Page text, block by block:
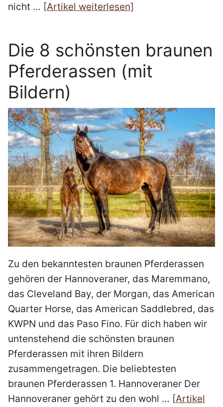
nicht … [Artikel weiterlesen]
Die 8 schönsten braunen
Pferderassen (mit
Bildern)
Zu den bekanntesten braunen Pferderassen
gehören der Hannoveraner, das Maremmano,
das Cleveland Bay, der Morgan, das American
Quarter Horse, das American Saddlebred, das
KWPN und das Paso Fino. Für dich haben wir
untenstehend die schönsten braunen
Pferderassen mit ihren Bildern
zusammengetragen. Die beliebtesten
braunen Pferderassen 1. Hannoveraner Der
Hannoveraner gehört zu den wohl … [Artikel